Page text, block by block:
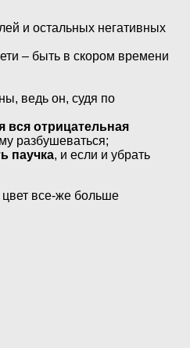
и остальных негативных
– быть в скором времени
ведь он, судя по
вся отрицательная
разбушеваться;
паучка, и если и убрать
цвет все-же больше